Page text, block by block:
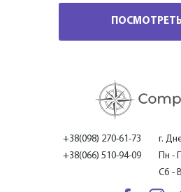
+38(098) 270-61-73
+38(066) 510-94-09
г.
Пн -
Сб -